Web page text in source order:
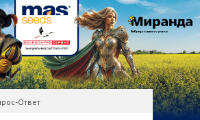
Ответ